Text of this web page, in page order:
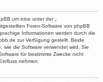
um eine unter der „
Foren-Software von phpBB
Informationen werden durch die
zur Verfügung gestellt. Beide
wie die Software verwendet wird. Sie
für bestimmte Zwecke nicht
nehmen.